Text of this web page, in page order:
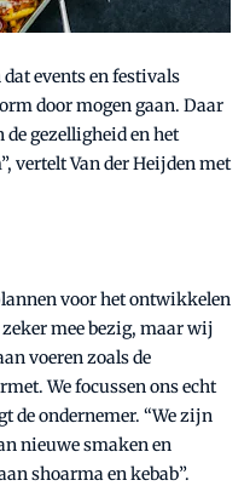
events en festivals
door mogen gaan. Daar
de gezelligheid en het
vertelt Van der Heijden met
voor het ontwikkelen
mee bezig, maar wij
voeren zoals de
We focussen ons echt
de ondernemer. “We zijn
nieuwe smaken en
shoarma en kebab”.